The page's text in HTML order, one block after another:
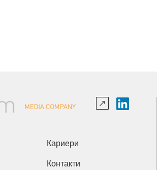
Кариери
Контакти